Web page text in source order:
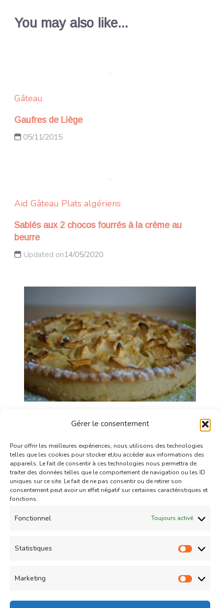
Gérer le consentement
Pour offrir les meilleures expériences, nous utilisons des technologies
telles que les cookies pour stocker et/ou accéder aux informations des
appareils. Le fait de consentir à ces technologies nous permettra de
traiter des données telles que le comportement de navigation ou les ID
uniques sur ce site. Le fait de ne pas consentir ou de retirer son
consentement peut avoir un effet négatif sur certaines caractéristiques et
fonctions.
Fonctionnel Toujours activé
Statistiques
Marketing
You may also like...
Gâteau
Gaufres de Liège
05/11/2015
Aid Gâteau Plats algériens
Sablés aux 2 chocos fourrés à la crème au
beurre
Updated on14/05/2020
Tartes / Pizzas/ Quiche
Tarte normande traditionnelle
Updated on20/09/2018
Cupcakes au nutela et spéculos